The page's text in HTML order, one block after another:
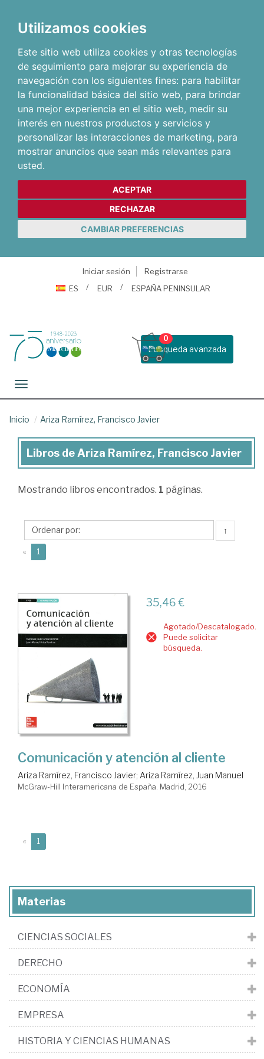
Utilizamos cookies
Este sitio web utiliza cookies y otras tecnologías
de seguimiento para mejorar su experiencia de
navegación con los siguientes fines: para habilitar
la funcionalidad básica del sitio web, para brindar
una mejor experiencia en el sitio web, medir su
interés en nuestros productos y servicios y
personalizar las interacciones de marketing, para
mostrar anuncios que sean más relevantes para
usted.
ACEPTAR
RECHAZAR
CAMBIAR PREFERENCIAS
Iniciar sesión
Registrarse
ES
EUR ESPAÑA PENINSULAR
Busqueda avanzada
0
Toggle navigation
Inicio Ariza Ramírez, Francisco Javier
Libros
Ariza
Francisco
Javier
Libros de Ariza Ramírez, Francisco Javier
Mostrando libros encontrados. 1 páginas.
↑
« 1
35,46 €
Agotado/Descatalogado.
Puede solicitar
búsqueda.
Comunicación y atención al cliente
Ariza Ramírez, Francisco Javier; Ariza Ramírez, Juan Manuel
McGraw-Hill Interamericana de España. Madrid, 2016
« 1
Materias
CIENCIAS SOCIALES
DERECHO
ECONOMÍA
EMPRESA
HISTORIA Y CIENCIAS HUMANAS